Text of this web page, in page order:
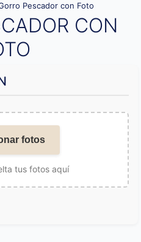
Pescador con Foto
CON
fotos
tus fotos aquí